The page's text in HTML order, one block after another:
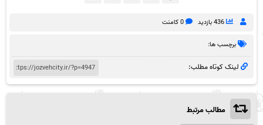
436 بازدید 0 کامنت
برچسب ها:
لینک کوتاه مطلب:
مطالب مرتبط